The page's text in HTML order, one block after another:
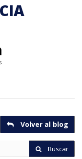
Volver al blog
Buscar